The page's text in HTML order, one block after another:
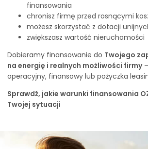
finansowania
chronisz firmę przed rosnącymi
możesz skorzystać z dotacji
zwiększasz wartość nieruchomości
Dobieramy finansowanie do Twojego
na energię i realnych możliwości firmy
operacyjny, finansowy lub pożyczka
Sprawdź, jakie warunki finansowania
Twojej sytuacji